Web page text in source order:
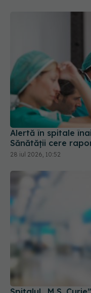
Alertă în spitale
Sănătății cere
28 iul 2026, 10:52